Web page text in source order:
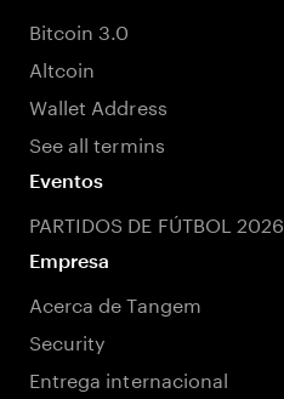
Bitcoin 3.0
Altcoin
Wallet Address
See all termins
Eventos
PARTIDOS DE FÚTBOL 2026
Empresa
Acerca de Tangem
Security
Entrega internacional